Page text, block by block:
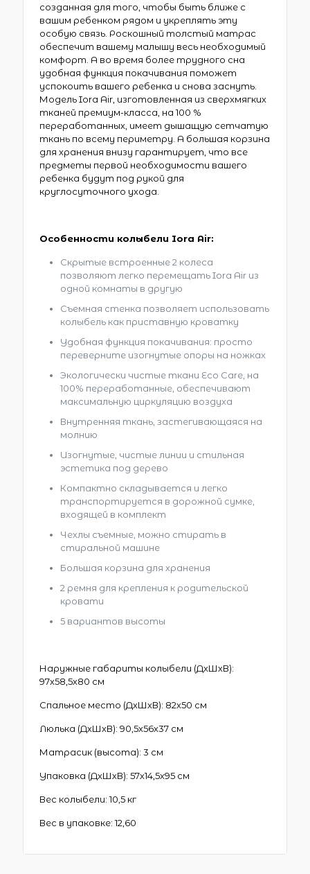
созданная для того, чтобы быть ближе с
вашим ребенком рядом и укреплять эту
особую связь. Роскошный толстый матрас
обеспечит вашему малышу весь необходимый
комфорт. А во время более трудного сна
удобная функция покачивания поможет
успокоить вашего ребенка и снова заснуть.
Модель Iora Air, изготовленная из сверхмягких
тканей премиум-класса, на 100 %
переработанных, имеет дышащую сетчатую
ткань по всему периметру. А большая корзина
для хранения внизу гарантирует, что все
предметы первой необходимости вашего
ребенка будут под рукой для
круглосуточного ухода.
Особенности колыбели Iora Air:
Скрытые встроенные 2 колеса
позволяют легко перемещать Iora Air из
одной комнаты в другую
Съемная стенка позволяет использовать
колыбель как приставную кроватку
Удобная функция покачивания: просто
переверните изогнутые опоры на ножках
Экологически чистые ткани Eco Care, на
100% переработанные, обеспечивают
максимальную циркуляцию воздуха
Внутренняя ткань, застегивающаяся на
молнию
Изогнутые, чистые линии и стильная
эстетика под дерево
Компактно складывается и легко
транспортируется в дорожной сумке,
входящей в комплект
Чехлы съемные, можно стирать в
стиральной машине
Большая корзина для хранения
2 ремня для крепления к родительской
кровати
5 вариантов высоты
Наружные габариты колыбели (ДхШхВ):
97х58,5х80 см
Спальное место (ДхШхВ): 82х50 см
Люлька (ДхШхВ): 90,5х56х37 см
Матрасик (высота): 3 см
Упаковка (ДхШхВ): 57х14,5х95 см
Вес колыбели: 10,5 кг
Вес в упаковке: 12,60